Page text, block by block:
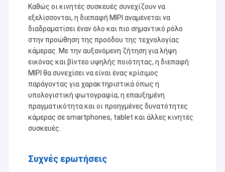
Ενότητες καμερών cOem
Ενότητα καμερών USB
Ενότητα καμερών MIPI
Ενότητα καμερών DVP
Σφαιρική ενότητα καμερών παραθυρόφυλλων
Ενότητα καμερών νυχτερινής όρασης
Διπλή ενότητα καμερών φακών
Καθώς οι κινητές συσκευές συνεχίζουν να
εξελίσσονται, η διεπαφή MIPI αναμένεται να
διαδραματίσει έναν όλο και πιο σημαντικό ρόλο
στην προώθηση της προόδου της τεχνολογίας
κάμερας. Με την αυξανόμενη ζήτηση για λήψη
εικόνας και βίντεο υψηλής ποιότητας, η διεπαφή
MIPI θα συνεχίσει να είναι ένας κρίσιμος
παράγοντας για χαρακτηριστικά όπως η
υπολογιστική φωτογραφία, η επαυξημένη
πραγματικότητα και οι προηγμένες δυνατότητες
κάμερας σε smartphones, tablet και άλλες κινητές
συσκευές.
Συχνές ερωτήσεις